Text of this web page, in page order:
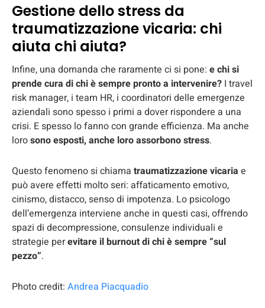
Gestione dello stress da
traumatizzazione vicaria: chi
aiuta chi aiuta?
Infine, una domanda che raramente ci si pone: e chi si
prende cura di chi è sempre pronto a intervenire? I travel
risk manager, i team HR, i coordinatori delle emergenze
aziendali sono spesso i primi a dover rispondere a una
crisi. E spesso lo fanno con grande efficienza. Ma anche
lorosono esposti, anche loro assorbono stress.
Questo fenomeno si chiama traumatizzazione vicaria e
può avere effetti molto seri: affaticamento emotivo,
cinismo, distacco, senso di impotenza. Lo psicologo
dell’emergenza interviene anche in questi casi, offrendo
spazi di decompressione, consulenze individuali e
strategie perevitare il burnout di chi è sempre “sul
pezzo”.
Photo credit: Andrea Piacquadio